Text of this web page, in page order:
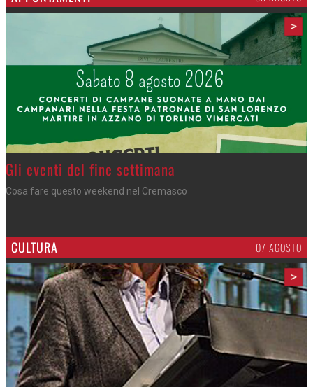
>
Azzano - Cena in piazza
Sagra di San Lorenzo, con don Lorenzo
CULTURA 07 AGOSTO
>